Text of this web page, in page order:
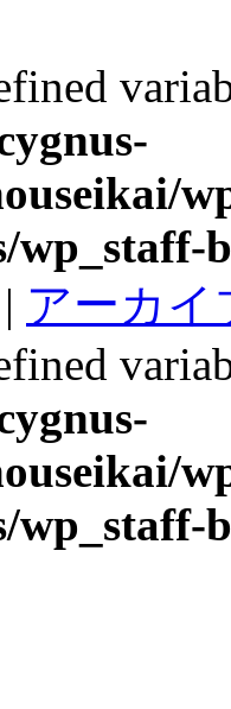
wp_staff-
| アーカイ
wp_staff-